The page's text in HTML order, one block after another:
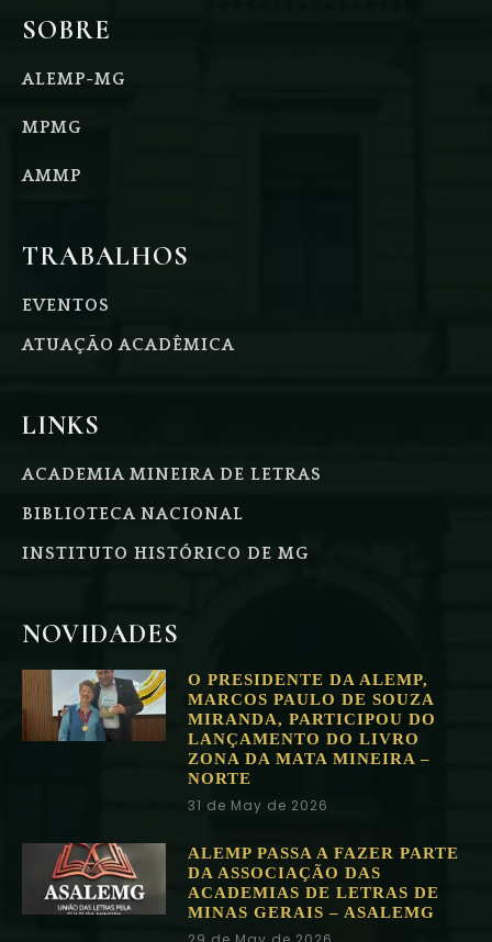
SOBRE
ALEMP-MG
MPMG
AMMP
TRABALHOS
EVENTOS
ATUAÇÃO ACADÊMICA
LINKS
ACADEMIA MINEIRA DE LETRAS
BIBLIOTECA NACIONAL
INSTITUTO HISTÓRICO DE MG
NOVIDADES
O PRESIDENTE DA ALEMP,
MARCOS PAULO DE SOUZA
MIRANDA, PARTICIPOU DO
LANÇAMENTO DO LIVRO
ZONA DA MATA MINEIRA –
NORTE
31 de May de 2026
ALEMP PASSA A FAZER PARTE
DA ASSOCIAÇÃO DAS
ACADEMIAS DE LETRAS DE
MINAS GERAIS – ASALEMG